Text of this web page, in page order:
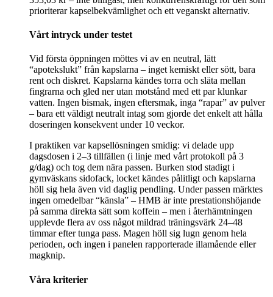
prioriterar kapselbekvämlighet och ett veganskt alternativ.
Vårt intryck under testet
Vid första öppningen möttes vi av en neutral, lätt
“apotekslukt” från kapslarna – inget kemiskt eller sött, bara
rent och diskret. Kapslarna kändes torra och släta mellan
fingrarna och gled ner utan motstånd med ett par klunkar
vatten. Ingen bismak, ingen eftersmak, inga “rapar” av pulver
– bara ett väldigt neutralt intag som gjorde det enkelt att hålla
doseringen konsekvent under 10 veckor.
I praktiken var kapsellösningen smidig: vi delade upp
dagsdosen i 2–3 tillfällen (i linje med vårt protokoll på 3
g/dag) och tog dem nära passen. Burken stod stadigt i
gymväskans sidofack, locket kändes pålitligt och kapslarna
höll sig hela även vid daglig pendling. Under passen märktes
ingen omedelbar “känsla” – HMB är inte prestationshöjande
på samma direkta sätt som koffein – men i återhämtningen
upplevde flera av oss något mildrad träningsvärk 24–48
timmar efter tunga pass. Magen höll sig lugn genom hela
perioden, och ingen i panelen rapporterade illamående eller
magknip.
Våra kriterier